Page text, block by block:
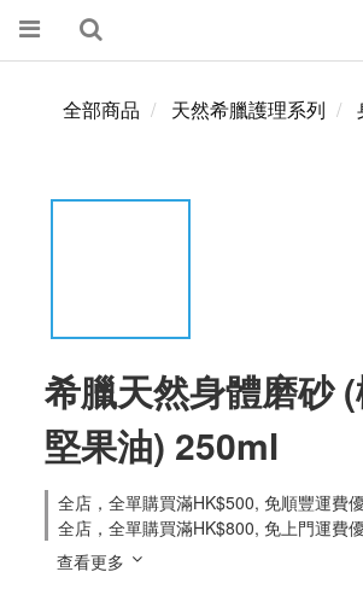
全部商品 天然希臘護理系列
希臘天然身體磨砂 (
堅果油) 250ml
全店，全單購買滿HK$500, 免順豐運費
全店，全單購買滿HK$800, 免上門運費
查看更多